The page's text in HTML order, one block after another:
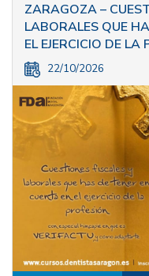
ZARAGOZA –
LABORALES QUE
EL EJERCICIO DE LA
22/10/2026